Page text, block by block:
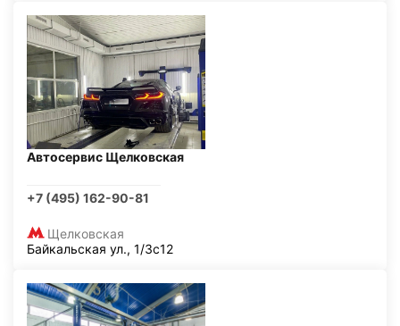
Автосервис Щелковская
+7 (495) 162-90-81
Щелковская
Байкальская ул., 1/3с12